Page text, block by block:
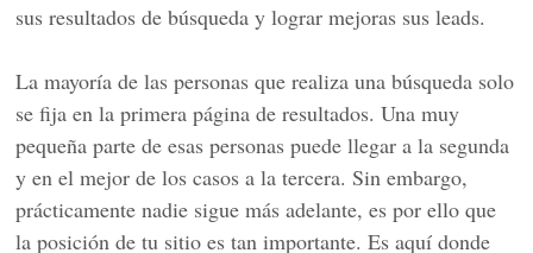
sus resultados de búsqueda y lograr mejoras sus leads.
La mayoría de las personas que realiza una búsqueda solo
se fija en la primera página de resultados. Una muy
pequeña parte de esas personas puede llegar a la segunda
y en el mejor de los casos a la tercera. Sin embargo,
prácticamente nadie sigue más adelante, es por ello que
la posición de tu sitio es tan importante. Es aquí donde